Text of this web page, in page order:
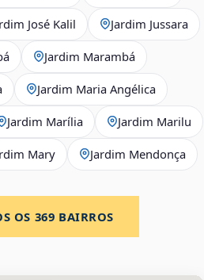
José Kalil Jardim Jussara
Jardim Marambá
Jardim Maria Angélica
Jardim Marília Jardim Marilu
Mary Jardim Mendonça
OS 369 BAIRROS